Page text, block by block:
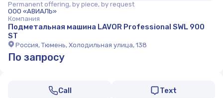
Permanent offering, by piece, by request
ООО «АВИАЛЬ»
Компания
Подметальная машина LAVOR Professional SWL 900
ST
Россия, Тюмень, Холодильная улица, 138
По запросу
Call Text